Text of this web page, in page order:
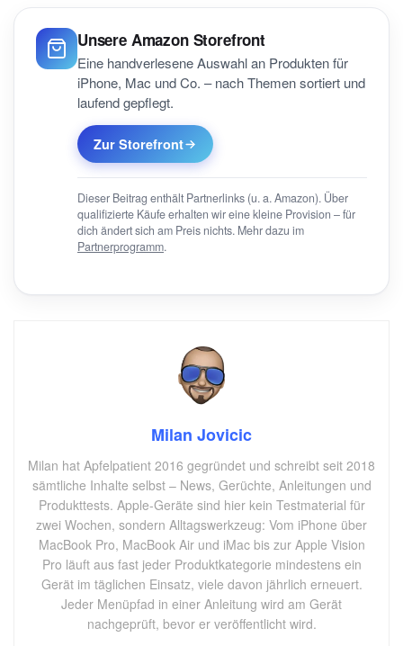
Unsere Amazon Storefront
Eine handverlesene Auswahl an Produkten für
iPhone, Mac und Co. – nach Themen sortiert und
laufend gepflegt.
Zur Storefront
Dieser Beitrag enthält Partnerlinks (u. a. Amazon). Über
qualifizierte Käufe erhalten wir eine kleine Provision – für
dich ändert sich am Preis nichts. Mehr dazu im
Partnerprogramm.
Milan Jovicic
Milan hat Apfelpatient 2016 gegründet und schreibt seit 2018
sämtliche Inhalte selbst – News, Gerüchte, Anleitungen und
Produkttests. Apple-Geräte sind hier kein Testmaterial für
zwei Wochen, sondern Alltagswerkzeug: Vom iPhone über
MacBook Pro, MacBook Air und iMac bis zur Apple Vision
Pro läuft aus fast jeder Produktkategorie mindestens ein
Gerät im täglichen Einsatz, viele davon jährlich erneuert.
Jeder Menüpfad in einer Anleitung wird am Gerät
nachgeprüft, bevor er veröffentlicht wird.